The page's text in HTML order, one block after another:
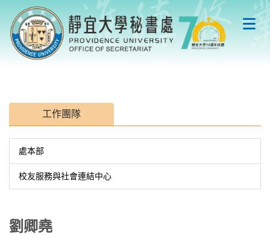
到
主
要
工作團隊
處本部
校友服務與社會連結中心
劉卿堯